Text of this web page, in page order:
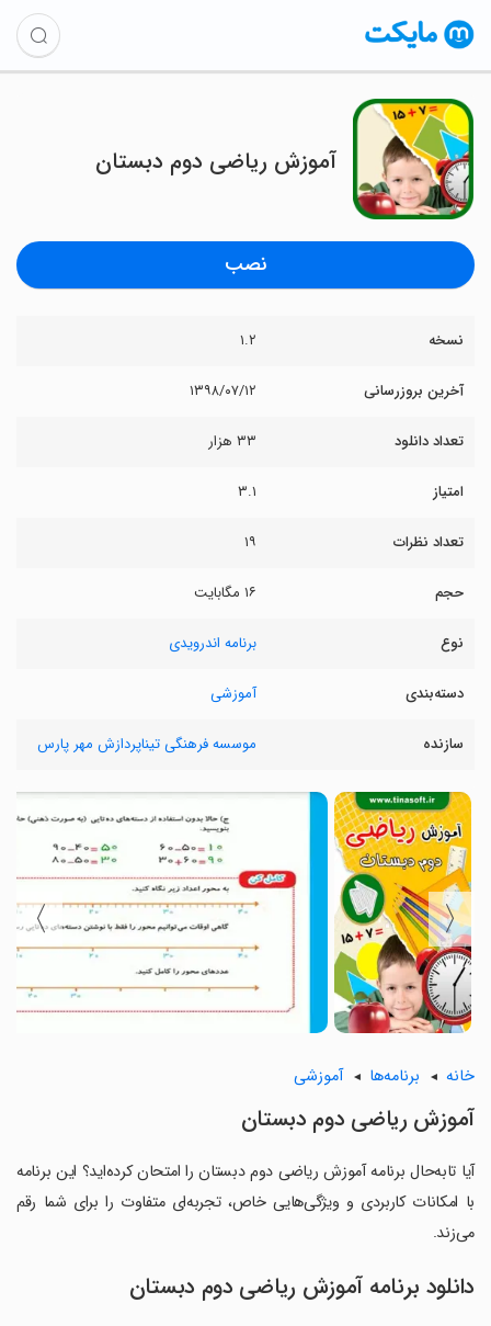
آموزش ریاضی دوم دبستان
نصب
نسخه ۱.۲
آخرین بروزرسانی ۱۳۹۸/۰۷/۱۲
تعداد دانلود ۳۳ هزار
امتیاز ۳.۱
تعداد نظرات ۱۹
حجم ۱۶ مگابایت
نوع برنامه اندرویدی
دسته‌بندی آموزشی
سازنده موسسه فرهنگی تیناپردازش مهر پارس
〈
〉
خانه برنامه‌ها آموزشی
آموزش ریاضی دوم دبستان
آیا تابه‌حال برنامه آموزش ریاضی دوم دبستان را امتحان کرده‌اید؟ این برنامه
با امکانات کاربردی و ویژگی‌هایی خاص، تجربه‌ای متفاوت را برای شما رقم
می‌زند.
دانلود برنامه آموزش ریاضی دوم دبستان